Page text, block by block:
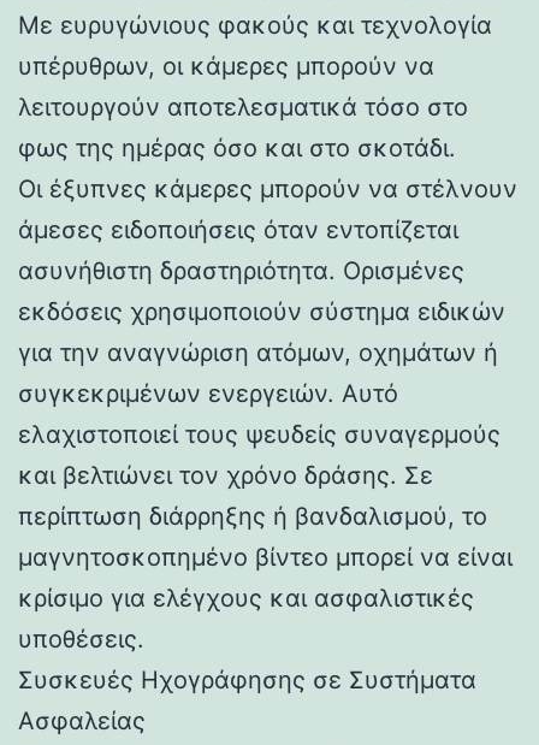
Με ευρυγώνιους φακούς και τεχνολογία
υπέρυθρων, οι κάμερες μπορούν να
λειτουργούν αποτελεσματικά τόσο στο
φως της ημέρας όσο και στο σκοτάδι.
Οι έξυπνες κάμερες μπορούν να στέλνουν
άμεσες ειδοποιήσεις όταν εντοπίζεται
ασυνήθιστη δραστηριότητα. Ορισμένες
εκδόσεις χρησιμοποιούν σύστημα ειδικών
για την αναγνώριση ατόμων, οχημάτων ή
συγκεκριμένων ενεργειών. Αυτό
ελαχιστοποιεί τους ψευδείς συναγερμούς
και βελτιώνει τον χρόνο δράσης. Σε
περίπτωση διάρρηξης ή βανδαλισμού, το
μαγνητοσκοπημένο βίντεο μπορεί να είναι
κρίσιμο για ελέγχους και ασφαλιστικές
υποθέσεις.
Συσκευές Ηχογράφησης σε Συστήματα
Ασφαλείας